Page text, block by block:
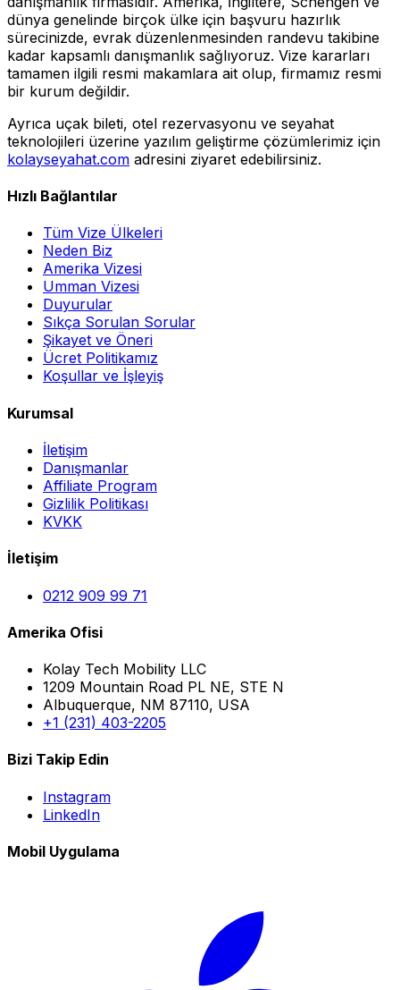
dünya genelinde birçok ülke için başvuru hazırlık
sürecinizde, evrak düzenlenmesinden randevu takibine
kadar kapsamlı danışmanlık sağlıyoruz. Vize kararları
tamamen ilgili resmi makamlara ait olup, firmamız resmi
bir kurum değildir.
Ayrıca uçak bileti, otel rezervasyonu ve seyahat
teknolojileri üzerine yazılım geliştirme çözümlerimiz için
kolayseyahat.com adresini ziyaret edebilirsiniz.
Hızlı Bağlantılar
Tüm Vize Ülkeleri
Neden Biz
Amerika Vizesi
Umman Vizesi
Duyurular
Sıkça Sorulan Sorular
Şikayet ve Öneri
Ücret Politikamız
Koşullar ve İşleyiş
Kurumsal
İletişim
Danışmanlar
Affiliate Program
Gizlilik Politikası
KVKK
İletişim
0212 909 99 71
Amerika Ofisi
Kolay Tech Mobility LLC
1209 Mountain Road PL NE, STE N
Albuquerque, NM 87110, USA
+1 (231) 403-2205
Bizi Takip Edin
Instagram
LinkedIn
Mobil Uygulama